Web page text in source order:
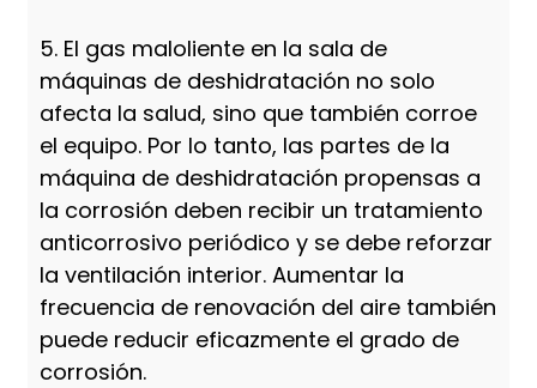
5. El gas maloliente en la sala de
máquinas de deshidratación no solo
afecta la salud, sino que también corroe
el equipo. Por lo tanto, las partes de la
máquina de deshidratación propensas a
la corrosión deben recibir un tratamiento
anticorrosivo periódico y se debe reforzar
la ventilación interior. Aumentar la
frecuencia de renovación del aire también
puede reducir eficazmente el grado de
corrosión.